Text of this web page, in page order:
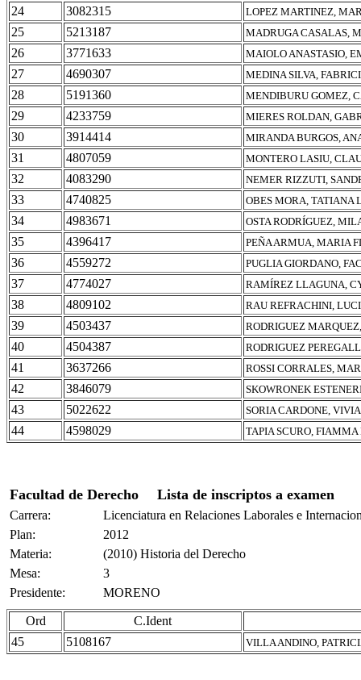
24 3082315 LOPEZ MARTINEZ,
25 5213187 MADRUGA CASALAS,
26 3771633 MAIOLO ANASTASIO,
27 4690307 MEDINA SILVA,
28 5191360 MENDIBURU GOMEZ,
29 4233759 MIERES ROLDAN,
30 3914414 MIRANDA BURGOS,
31 4807059 MONTERO LASIU,
32 4083290 NEMER RIZZUTI,
33 4740825 OBES MORA, TATIANA
34 4983671 OSTA RODRÍGUEZ,
35 4396417 PEÑA ARMUA, MARIA
36 4559272 PUGLIA GIORDANO,
37 4774027 RAMÍREZ LLAGUNA,
38 4809102 RAU REFRACHINI,
39 4503437 RODRIGUEZ
40 4504387 RODRIGUEZ
41 3637266 ROSSI CORRALES,
42 3846079 SKOWRONEK
43 5022622 SORIA CARDONE,
44 4598029 TAPIA SCURO,
Facultad de Derecho Lista de inscriptos a examen
Carrera:
Licenciatura en Relaciones Laborales e
Plan:
2012
Materia:
(2010) Historia del Derecho
Mesa:
3
Presidente:
MORENO
Ord
C.Ident
45
5108167 VILLA ANDINO,